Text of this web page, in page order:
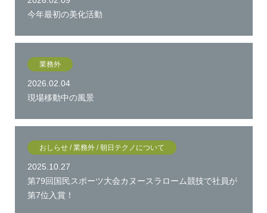
今年最初の美化活動
業務外
2026.02.04
現場移動中の風景
おしらせ / 業務外 / 朝日テクノについて
2025.10.27
第79回国民スポーツ大会カヌースラローム競技で社員が
第7位入賞！